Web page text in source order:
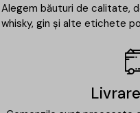
Alegem băuturi de calitate,
whisky, gin și alte etichete